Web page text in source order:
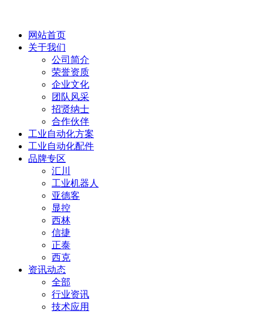
网站首页
关于我们
公司简介
荣誉资质
企业文化
团队风采
招贤纳士
合作伙伴
工业自动化方案
工业自动化配件
品牌专区
汇川
工业机器人
亚德客
显控
西林
信捷
正泰
西克
资讯动态
全部
行业资讯
技术应用